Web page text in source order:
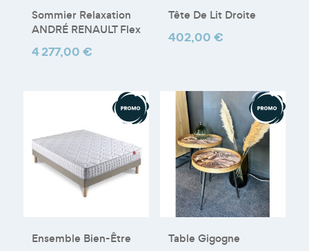
Sommier Relaxation
ANDRÉ RENAULT Flex
Prix
4 277,00 €
Tête De Lit Droite
Prix
402,00 €
Ensemble Bien-Être
Table Gigogne